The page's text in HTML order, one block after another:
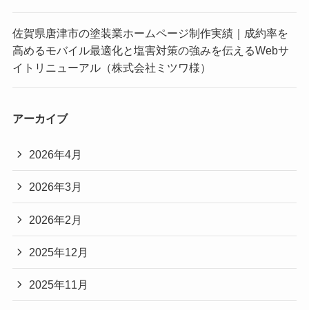
佐賀県唐津市の塗装業ホームページ制作実績｜成約率を
高めるモバイル最適化と塩害対策の強みを伝えるWebサ
イトリニューアル（株式会社ミツワ様）
アーカイブ
2026年4月
2026年3月
2026年2月
2025年12月
2025年11月